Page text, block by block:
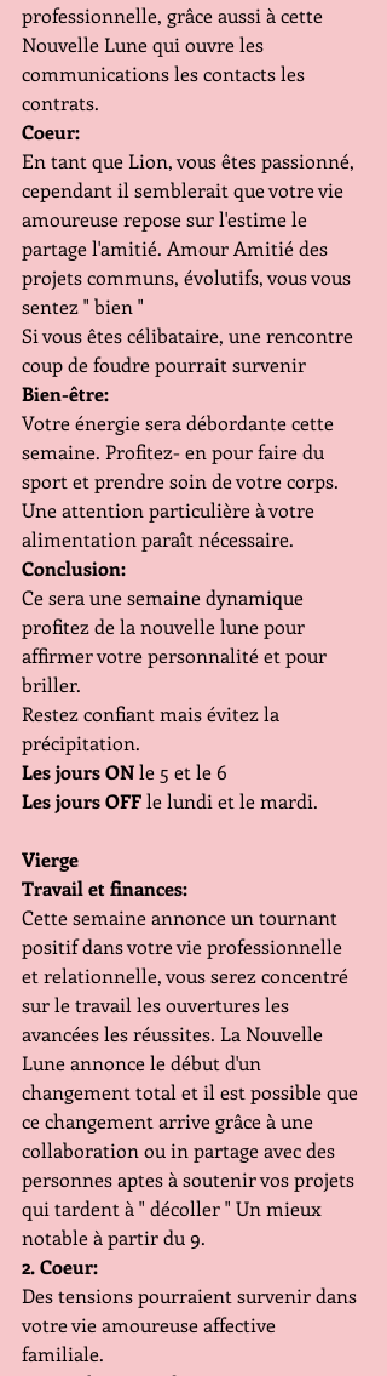
professionnelle, grâce aussi à cette
Nouvelle Lune qui ouvre les
communications les contacts les
contrats.
Coeur:
En tant que Lion, vous êtes passionné,
cependant il semblerait que votre vie
amoureuse repose sur l'estime le
partage l'amitié. Amour Amitié des
projets communs, évolutifs, vous vous
sentez " bien "
Si vous êtes célibataire, une rencontre
coup de foudre pourrait survenir
Bien-être:
Votre énergie sera débordante cette
semaine. Profitez- en pour faire du
sport et prendre soin de votre corps.
Une attention particulière à votre
alimentation paraît nécessaire.
Conclusion:
Ce sera une semaine dynamique
profitez de la nouvelle lune pour
affirmer votre personnalité et pour
briller.
Restez confiant mais évitez la
précipitation.
Les jours ON le 5 et le 6
Les jours OFF le lundi et le mardi.
Vierge
Travail et finances:
Cette semaine annonce un tournant
positif dans votre vie professionnelle
et relationnelle, vous serez concentré
sur le travail les ouvertures les
avancées les réussites. La Nouvelle
Lune annonce le début d'un
changement total et il est possible que
ce changement arrive grâce à une
collaboration ou in partage avec des
personnes aptes à soutenir vos projets
qui tardent à " décoller " Un mieux
notable à partir du 9.
2. Coeur:
Des tensions pourraient survenir dans
votre vie amoureuse affective
familiale.